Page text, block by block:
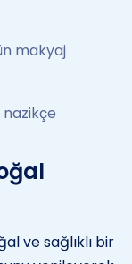
makyaj
ve sağlıklı bir